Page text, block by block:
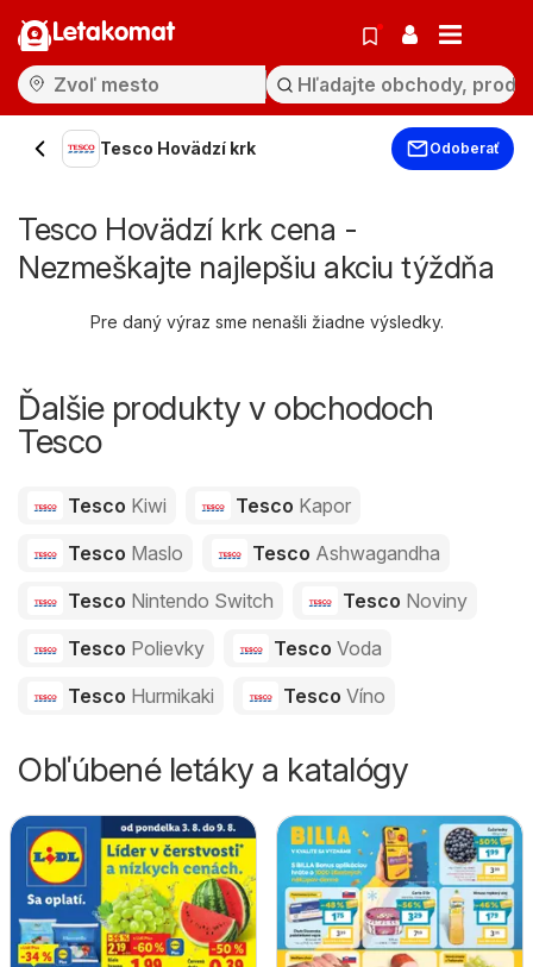
Letakomat
Tesco Hovädzí krk Odoberať
Tesco Hovädzí krk cena -
Nezmeškajte najlepšiu akciu týždňa
Pre daný výraz sme nenašli žiadne výsledky.
Ďalšie produkty v obchodoch
Tesco
Tesco Kiwi Tesco Kapor
Tesco Maslo Tesco Ashwagandha
Tesco Nintendo Switch Tesco Noviny
Tesco Polievky Tesco Voda
Tesco Hurmikaki Tesco Víno
Obľúbené letáky a katalógy